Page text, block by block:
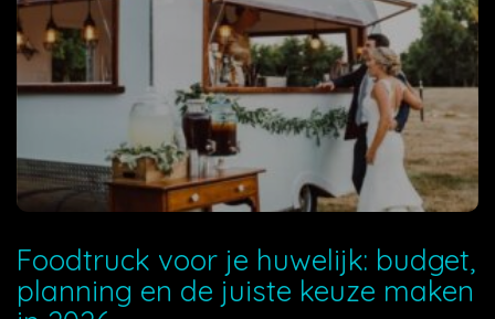
Foodtruck voor je huwelijk: budget,
planning en de juiste keuze maken